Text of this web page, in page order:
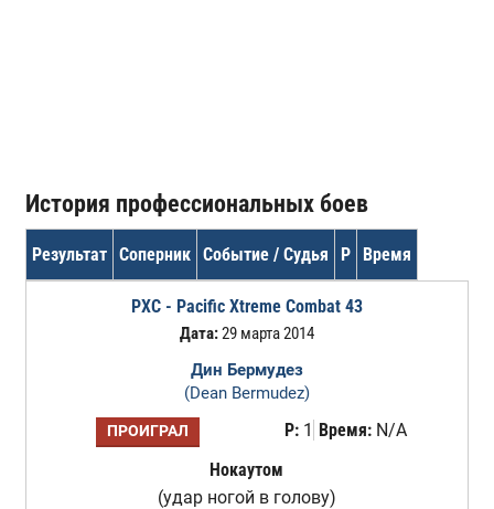
История профессиональных боев
Результат Соперник Событие / Судья Р Время
PXC - Pacific Xtreme Combat 43
Дата:29 марта 2014
Дин Бермудез
(Dean Bermudez)
ПРОИГРАЛ Р: 1 Время: N/A
Нокаутом
(удар ногой в голову)